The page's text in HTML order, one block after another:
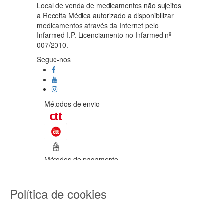
Local de venda de medicamentos não sujeitos
a Receita Médica autorizado a disponibilizar
medicamentos através da Internet pelo
Infarmed I.P. Licenciamento no Infarmed nº
007/2010.
Segue-nos
Métodos de envio
Métodos de pagamento
Todos os direitos reservados / Salvo
Política de cookies